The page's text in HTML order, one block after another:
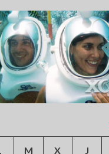
M X J